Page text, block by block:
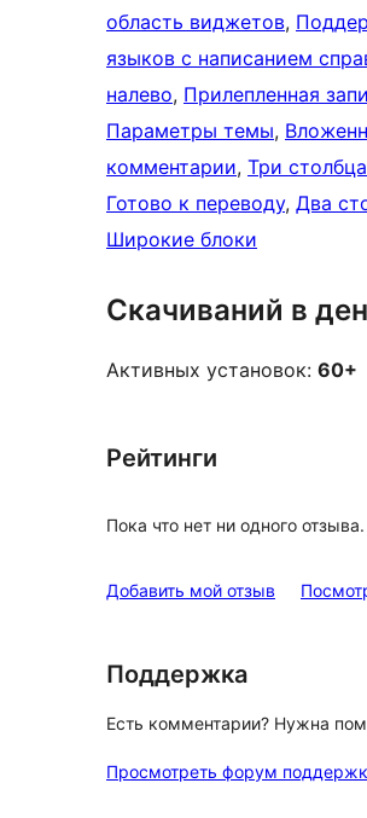
область виджетов,
языков с написанием
налево, Прилепленная
Параметры темы,
комментарии, Три столбца
Готово к переводу, Два
Широкие блоки
Скачиваний в
Активных установок: 60+
Рейтинги
Пока что нет ни одного отзыва.
Добавить мой отзыв
Поддержка
Есть комментарии? Нужна
Просмотреть форум